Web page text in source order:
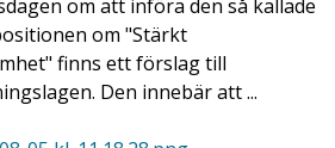
om att införa den så kallade
om "Stärkt
finns ett förslag till
Den innebär att ...